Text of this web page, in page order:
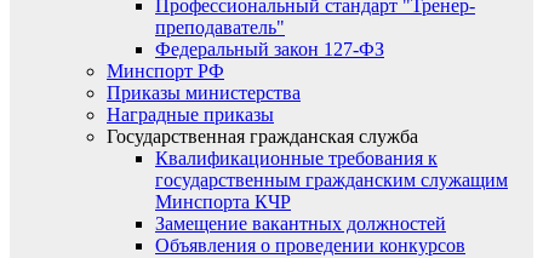
Профессиональный стандарт "Тренер-
преподаватель"
Федеральный закон 127-ФЗ
Минспорт РФ
Приказы министерства
Наградные приказы
Государственная гражданская служба
Квалификационные требования к
государственным гражданским служащим
Минспорта КЧР
Замещение вакантных должностей
Объявления о проведении конкурсов